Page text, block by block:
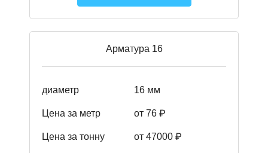
Арматура 16
диаметр 16 мм
Цена за метр от 76 ₽
Цена за тонну от 47000 ₽